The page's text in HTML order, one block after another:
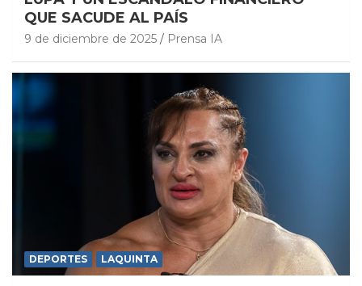
QUE SACUDE AL PAÍS
9 de diciembre de 2025 Prensa IA
DEPORTES LAQUINTA